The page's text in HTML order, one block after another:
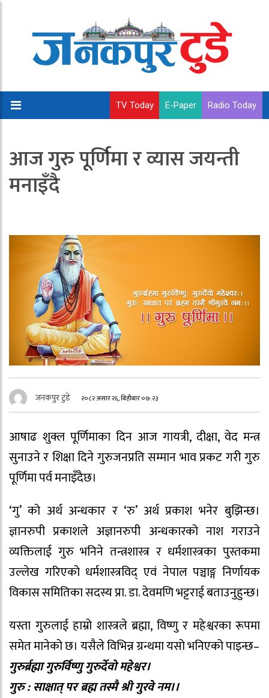
TV Today E-Paper Radio Today
आज गुरु पूर्णिमा र व्यास जयन्ती
मनाइँदै
जनकपुर टुडे २०८२ असार २६, बिहीबार ०७:२३
आषाढ शुक्ल पूर्णिमाका दिन आज गायत्री, दीक्षा, वेद मन्त्र
सुनाउने र शिक्षा दिने गुरुजनप्रति सम्मान भाव प्रकट गरी गुरु
पूर्णिमा पर्व मनाइँदैछ।
‘गु’ को अर्थ अन्धकार र ‘रु’ अर्थ प्रकाश भनेर बुझिन्छ।
ज्ञानरुपी प्रकाशले अज्ञानरुपी अन्धकारको नाश गराउने
व्यक्तिलाई गुरु भनिने तन्त्रशास्त्र र धर्मशास्त्रका पुस्तकमा
उल्लेख गरिएको धर्मशास्त्रविद् एवं नेपाल पञ्चाङ्ग निर्णायक
विकास समितिका सदस्य प्रा. डा. देवमणि भट्टराई बताउनुहुन्छ।
यस्ता गुरुलाई हाम्रो शास्त्रले ब्रह्मा, विष्णु र महेश्वरका रूपमा
समेत मानेको छ। यसैले विभिन्न ग्रन्थमा यसो भनिएको पाइन्छ–
गुरुर्ब्रह्मा गुरुर्विष्णु गुरुर्देवो महेश्वर।
गुरु : साक्षात् पर ब्रह्म तस्मै श्री गुरवे नम।।